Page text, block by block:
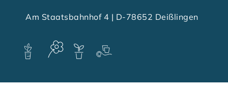
Am Staatsbahnhof 4 | D-78652 Deißlingen